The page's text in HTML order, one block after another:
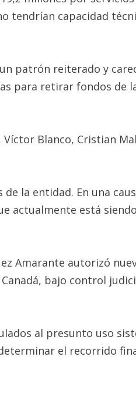
tendrían capacidad
patrón reiterado y
para retirar fondos de
Víctor Blanco, Cristian
la entidad. En una
actualmente está
Amarante autorizó
bajo control
al presunto uso
el recorrido